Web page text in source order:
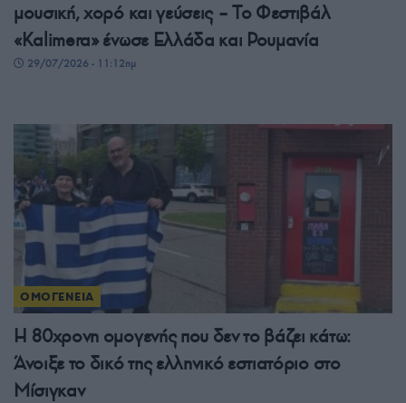
μουσική, χορό και γεύσεις – Το Φεστιβάλ
«Kalimera» ένωσε Ελλάδα και Ρουμανία
29/07/2026 - 11:12πμ
ΟΜΟΓΕΝΕΙΑ
Η 80χρονη ομογενής που δεν το βάζει κάτω:
Άνοιξε το δικό της ελληνικό εστιατόριο στο
Μίσιγκαν